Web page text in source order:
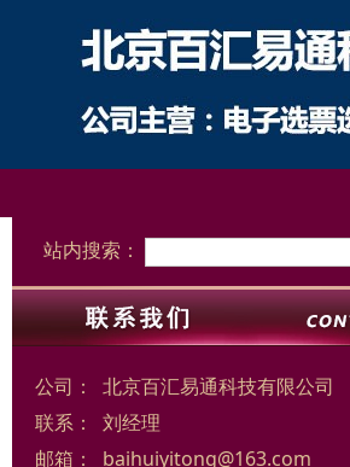
站内搜索：
公司：
北京百汇易通科技有限公司
联系：
刘经理
邮箱：
baihuiyitong@163.com